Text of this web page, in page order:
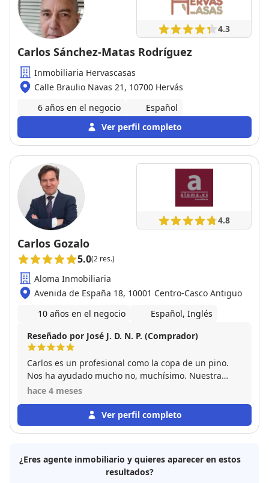
4.3
Carlos Sánchez-Matas Rodríguez
Inmobiliaria Hervascasas
Calle Braulio Navas 21, 10700 Hervás
6 años en el negocio
Español
Ver perfil completo
4.8
Carlos Gozalo
5.0(2 res.)
Aloma Inmobiliaria
Avenida de España 18, 10001 Centro-Casco Antiguo
10 años en el negocio
Español, Inglés
Reseñado por José J. D. N. P. (Comprador)
Carlos es un profesional como la copa de un pino.
Nos ha ayudado mucho no, muchísimo. Nuestra
experiencia con el ha sido la mejor que cabría
persona, dispuesta a ayudarte en lo que sea y
siempre con una sonrisa. Como compradores en este
Carlos para asesorar. No hay palabras para describir
lo encantados que estamos. Muchísimas gracias de
hace 4 meses
Ver perfil completo
¿Eres agente inmobiliario y quieres aparecer en estos
resultados?